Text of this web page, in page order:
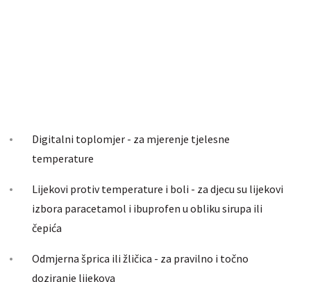
Digitalni toplomjer - za mjerenje tjelesne
temperature
Lijekovi protiv temperature i boli - za djecu su lijekovi
izbora paracetamol i ibuprofen u obliku sirupa ili
čepića
Odmjerna šprica ili žličica - za pravilno i točno
doziranje lijekova